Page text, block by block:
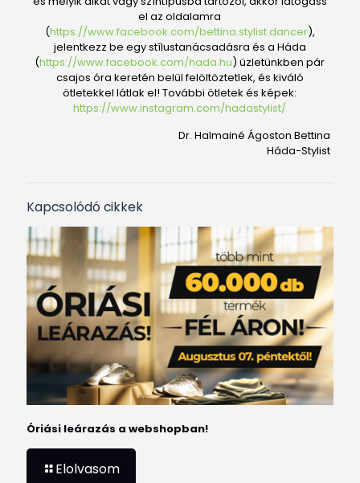
el az oldalamra
(https://www.facebook.com/bettina.stylist.dancer),
jelentkezz be egy stílustanácsadásra és a Háda
(https://www.facebook.com/hada.hu) üzletünkben pár
csajos óra keretén belül felöltöztetlek, és kiváló
ötletekkel látlak el! További ötletek és képek:
https://www.instagram.com/hadastylist/
Dr. Halmainé Ágoston Bettina
Háda-Stylist
Kapcsolódó cikkek
Óriási leárazás a webshopban!
Elolvasom